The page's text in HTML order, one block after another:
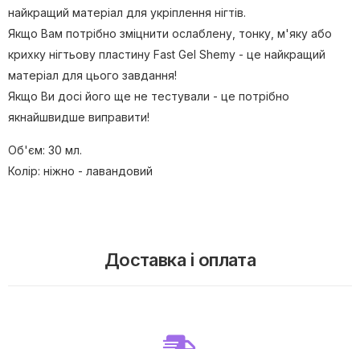
найкращий матеріал для укріплення нігтів.
Якщо Вам потрібно зміцнити ослаблену, тонку, м'яку або
крихку нігтьову пластину Fast Gel Shemy - це найкращий
матеріал для цього завдання!
Якщо Ви досі його ще не тестували - це потрібно
якнайшвидше виправити!
Об'єм: 30 мл.
Колір: ніжно - лавандовий
Доставка і оплата